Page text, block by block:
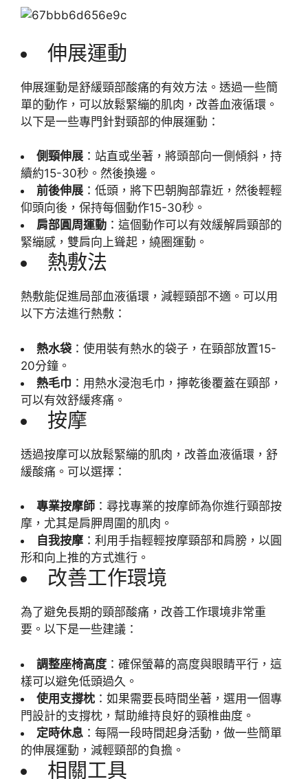
伸展運動
伸展運動是舒緩頸部酸痛的有效方法。透過一些簡
單的動作，可以放鬆緊繃的肌肉，改善血液循環。
以下是一些專門針對頸部的伸展運動：
側頸伸展 ：站直或坐著，將頭部向一側傾斜，持
續約15-30秒。然後換邊。
前後伸展 ：低頭，將下巴朝胸部靠近，然後輕輕
仰頭向後，保持每個動作15-30秒。
肩部圓周運動 ：這個動作可以有效緩解肩頸部的
緊繃感，雙肩向上聳起，繞圈運動。
熱敷法
熱敷能促進局部血液循環，減輕頸部不適。可以用
以下方法進行熱敷：
熱水袋 ：使用裝有熱水的袋子，在頸部放置15-
20分鐘。
熱毛巾 ：用熱水浸泡毛巾，擰乾後覆蓋在頸部，
可以有效舒緩疼痛。
按摩
透過按摩可以放鬆緊繃的肌肉，改善血液循環，舒
緩酸痛。可以選擇：
專業按摩師 ：尋找專業的按摩師為你進行頸部按
摩，尤其是肩胛周圍的肌肉。
自我按摩 ：利用手指輕輕按摩頸部和肩膀，以圓
形和向上推的方式進行。
改善工作環境
為了避免長期的頸部酸痛，改善工作環境非常重
要。以下是一些建議：
調整座椅高度 ：確保螢幕的高度與眼睛平行，這
樣可以避免低頭過久。
使用支撐枕 ：如果需要長時間坐著，選用一個專
門設計的支撐枕，幫助維持良好的頸椎曲度。
定時休息 ：每隔一段時間起身活動，做一些簡單
的伸展運動，減輕頸部的負擔。
相關工具